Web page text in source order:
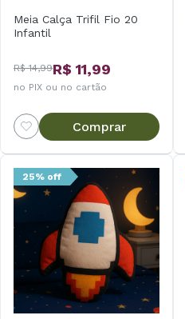
Meia Calça Trifil Fio 20
Infantil
R$ 14,99R$ 11,99
no PIX ou no cartão
Comprar
25% off